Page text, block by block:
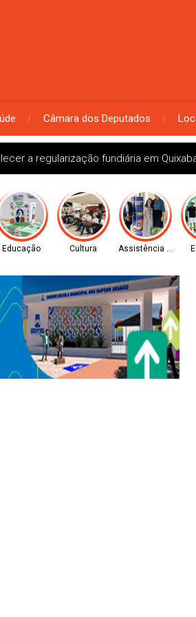
Câmara dos Deputados
a regularização fundiária em
Educação Cultura Assistência Social